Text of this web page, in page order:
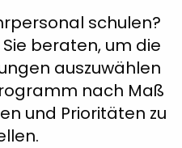
schulen?
beraten, um die
auszuwählen
nach Maß
und Prioritäten zu